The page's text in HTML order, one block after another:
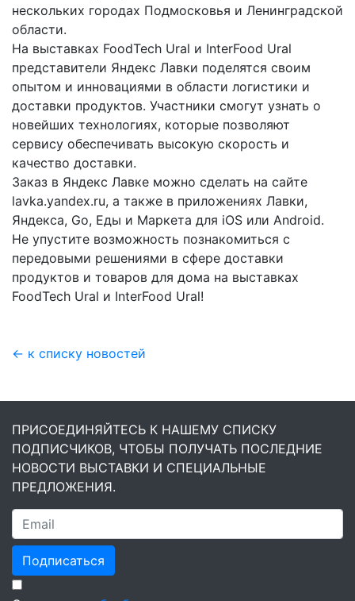
нескольких городах Подмосковья и Ленинградской
области.
На выставках FoodTech Ural и InterFood Ural
представители Яндекс Лавки поделятся своим
опытом и инновациями в области логистики и
доставки продуктов. Участники смогут узнать о
новейших технологиях, которые позволяют
сервису обеспечивать высокую скорость и
качество доставки.
Заказ в Яндекс Лавке можно сделать на сайте
lavka.yandex.ru, а также в приложениях Лавки,
Яндекса, Go, Еды и Маркета для iOS или Android.
Не упустите возможность познакомиться с
передовыми решениями в сфере доставки
продуктов и товаров для дома на выставках
FoodTech Ural и InterFood Ural!
← к списку новостей
ПРИСОЕДИНЯЙТЕСЬ К НАШЕМУ СПИСКУ
ПОДПИСЧИКОВ, ЧТОБЫ ПОЛУЧАТЬ ПОСЛЕДНИЕ
НОВОСТИ ВЫСТАВКИ И СПЕЦИАЛЬНЫЕ
ПРЕДЛОЖЕНИЯ.
Подписаться